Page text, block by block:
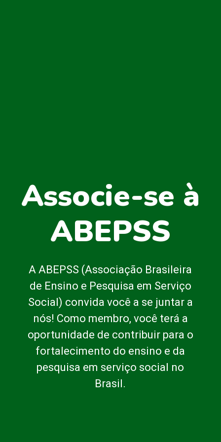
Associe-se à
ABEPSS
A ABEPSS (Associação Brasileira
de Ensino e Pesquisa em Serviço
Social) convida você a se juntar a
nós! Como membro, você terá a
oportunidade de contribuir para o
fortalecimento do ensino e da
pesquisa em serviço social no
Brasil.